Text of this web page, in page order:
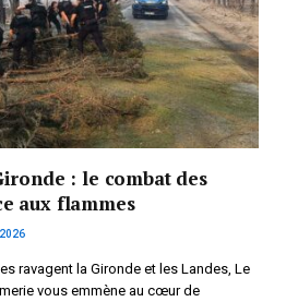
: le combat des
aux flammes
ravagent la Gironde et les Landes, Le
vous emmène au cœur de